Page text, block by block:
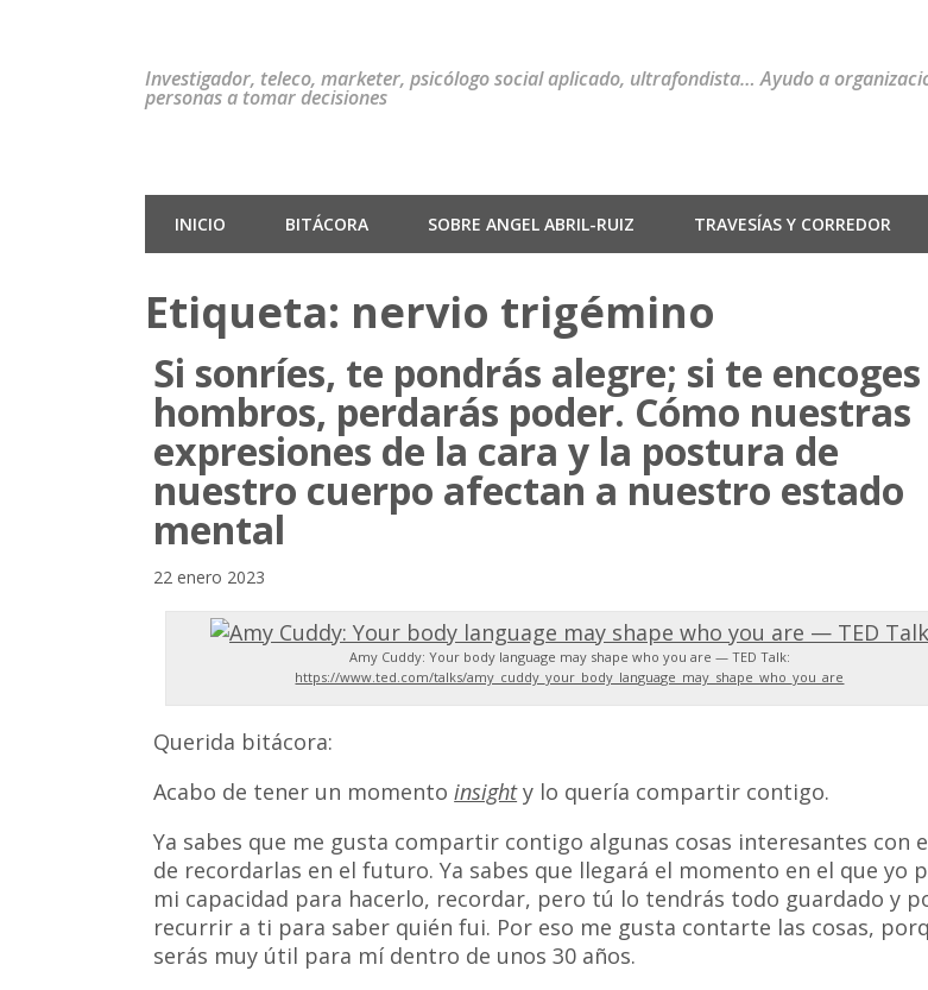
Investigador, teleco, marketer, psicólogo social aplicado, ultrafondista… Ayudo a
personas a tomar decisiones
INICIO BITÁCORA SOBRE ANGEL ABRIL-RUIZ TRAVESÍAS Y CORREDOR
Etiqueta: nervio trigémino
Si sonríes, te pondrás alegre; si te
hombros, perdarás poder. Cómo nuestras
expresiones de la cara y la postura de
nuestro cuerpo afectan a nuestro estado
mental
22 enero 2023
Amy Cuddy: Your body language may shape who you are — TED Talk:
https://www.ted.com/talks/amy_cuddy_your_body_language_may_shape_who_you_are
Querida bitácora:
Acabo de tener un momentoinsighty lo quería compartir contigo.
Ya sabes que me gusta compartir contigo algunas cosas interesantes con
de recordarlas en el futuro. Ya sabes que llegará el momento en el que yo
mi capacidad para hacerlo, recordar, pero tú lo tendrás todo guardado y
recurrir a ti para saber quién fui. Por eso me gusta contarte las cosas,
serás muy útil para mí dentro de unos 30 años.